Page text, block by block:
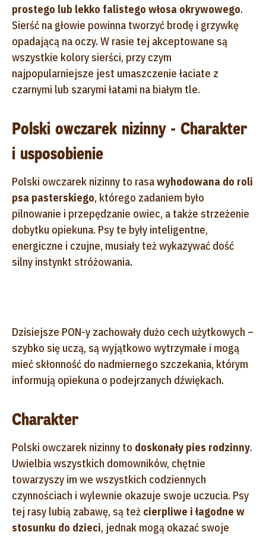
prostego lub lekko falistego włosa okrywowego.
Sierść na głowie powinna tworzyć brodę i grzywkę
opadającą na oczy. W rasie tej akceptowane są
wszystkie kolory sierści, przy czym
najpopularniejsze jest umaszczenie łaciate z
czarnymi lub szarymi łatami na białym tle.
Polski owczarek nizinny - Charakter
i usposobienie
Polski owczarek nizinny to rasawyhodowana do roli
psa pasterskiego, którego zadaniem było
pilnowanie i przepędzanie owiec, a także strzeżenie
dobytku opiekuna. Psy te były inteligentne,
energiczne i czujne, musiały też wykazywać dość
silny instynkt stróżowania.
Dzisiejsze PON-y zachowały dużo cech użytkowych –
szybko się uczą, są wyjątkowo wytrzymałe i mogą
mieć skłonność do nadmiernego szczekania, którym
informują opiekuna o podejrzanych dźwiękach.
Charakter
Polski owczarek nizinny to doskonały pies rodzinny.
Uwielbia wszystkich domowników, chętnie
towarzyszy im we wszystkich codziennych
czynnościach i wylewnie okazuje swoje uczucia. Psy
tej rasy lubią zabawę, są też cierpliwe i łagodne w
stosunku do dzieci, jednak mogą okazać swoje